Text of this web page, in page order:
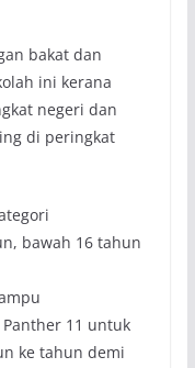
bakat dan
ini kerana
negeri dan
di peringkat
bawah 16 tahun
11 untuk
ke tahun demi